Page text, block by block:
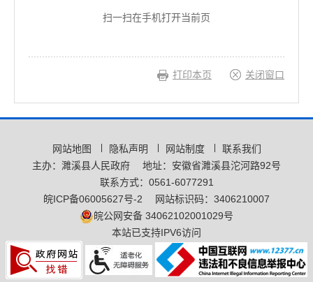
扫一扫在手机打开当前页
打印本页 关闭窗口
网站地图 隐私声明 网站制度
联系我们
主办：濉溪县人民政府
地址：安徽省濉溪县沱河路92号
联系方式：0561-6077291
皖ICP备06005627号-2
网站标识码：3406210007
皖公网安备 34062102001029号
本站已支持IPV6访问